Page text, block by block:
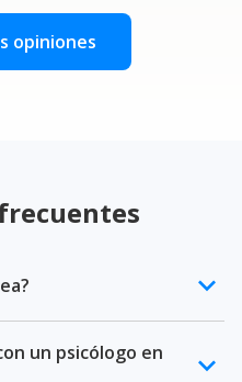
opiniones
keyboard_arrow_down
psicológica a
un psicólogo en
keyboard_arrow_down